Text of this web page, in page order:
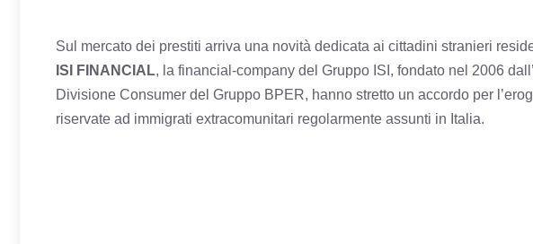
Sul mercato dei prestiti arriva una novità dedicata ai cittadini stranieri
ISI FINANCIAL, la financial-company del Gruppo ISI, fondato nel 2006
Divisione Consumer del Gruppo BPER, hanno stretto un accordo per
riservate ad immigrati extracomunitari regolarmente assunti in Italia.